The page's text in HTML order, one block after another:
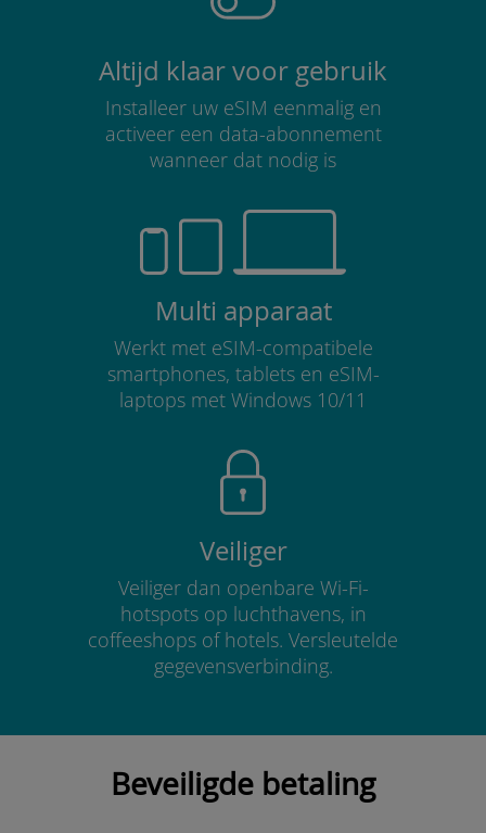
Altijd klaar voor gebruik
Installeer uw eSIM eenmalig en
activeer een data-abonnement
wanneer dat nodig is
Multi apparaat
Werkt met eSIM-compatibele
smartphones, tablets en eSIM-
laptops met Windows 10/11
Veiliger
Veiliger dan openbare Wi-Fi-
hotspots op luchthavens, in
coffeeshops of hotels. Versleutelde
gegevensverbinding.
Beveiligde betaling